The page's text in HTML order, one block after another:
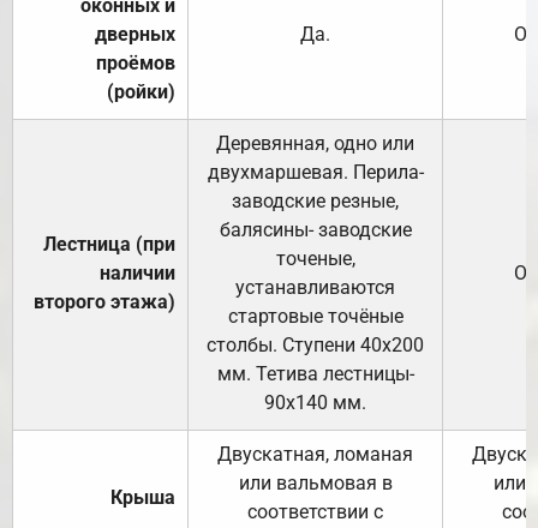
оконных и
дверных
проёмов
(ройки)
Да.
Лестница (при
наличии
второго этажа)
Деревянная, одно или
двухмаршевая. Перила-
заводские резные,
балясины- заводские
точеные,
устанавливаются
стартовые точёные
столбы. Ступени 40х200
мм. Тетива лестницы-
90х140 мм.
Крыша
Двускатная, ломаная
или вальмовая в
соответствии с
или